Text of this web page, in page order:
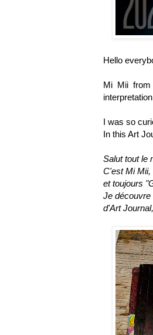
Hello
Mi Mii
I was so
In this Art
Salut tout le
C'est Mi Mii,
et toujours
Je
d'Art